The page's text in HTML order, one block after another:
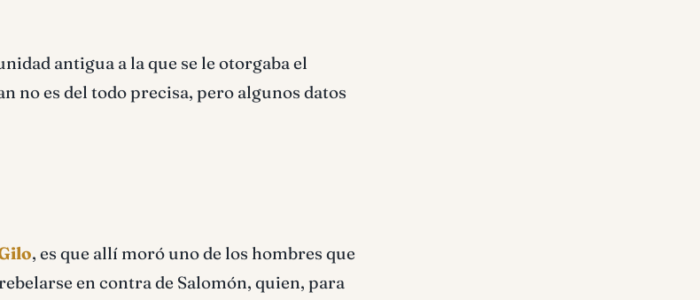
antigua a la que se le otorgaba el
no es del todo precisa, pero algunos datos
, es que allí moró uno de los hombres que
en contra de Salomón, quien, para